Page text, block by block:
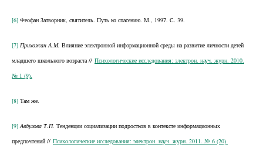
[6] Феофан Затворник, святитель. Путь ко спасению. М., 1997. С. 39.
[7] Прихожан А.М. Влияние электронной информационной среды на развитие личности детей
младшего школьного возраста // Психологические исследования: электрон. науч. журн. 2010.
№ 1 (9).
[8] Там же.
[9] Авдулова Т.П. Тенденции социализации подростков в контексте информационных
предпочтений // Психологические исследования: электрон. науч. журн. 2011. № 6 (20).